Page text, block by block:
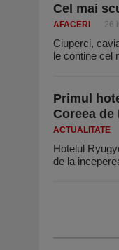
Cel mai
AFACERI 26
Ciuperci,
le contine cel
Primul
Coreea de
ACTUALITATE
Hotelul
de la